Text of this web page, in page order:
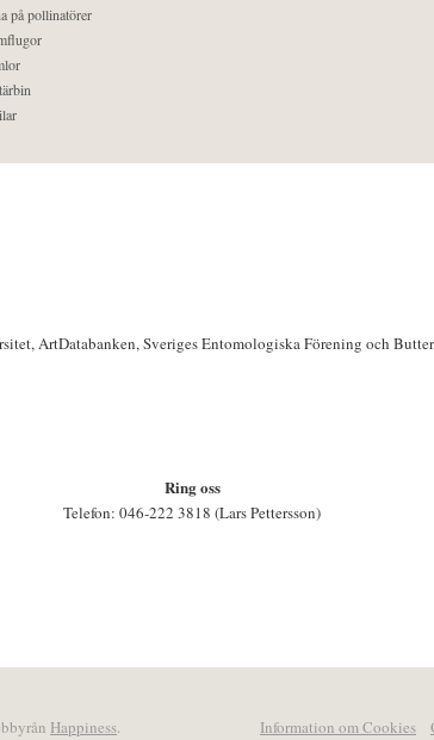
på pollinatörer
ArtDatabanken, Sveriges Entomologiska Förening och
Ring oss
Telefon: 046-222 3818 (Lars Pettersson)
Happiness. Information om Cookies